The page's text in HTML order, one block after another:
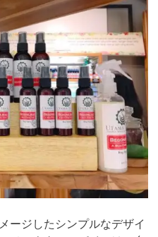
ージしたシンプルなデザイ